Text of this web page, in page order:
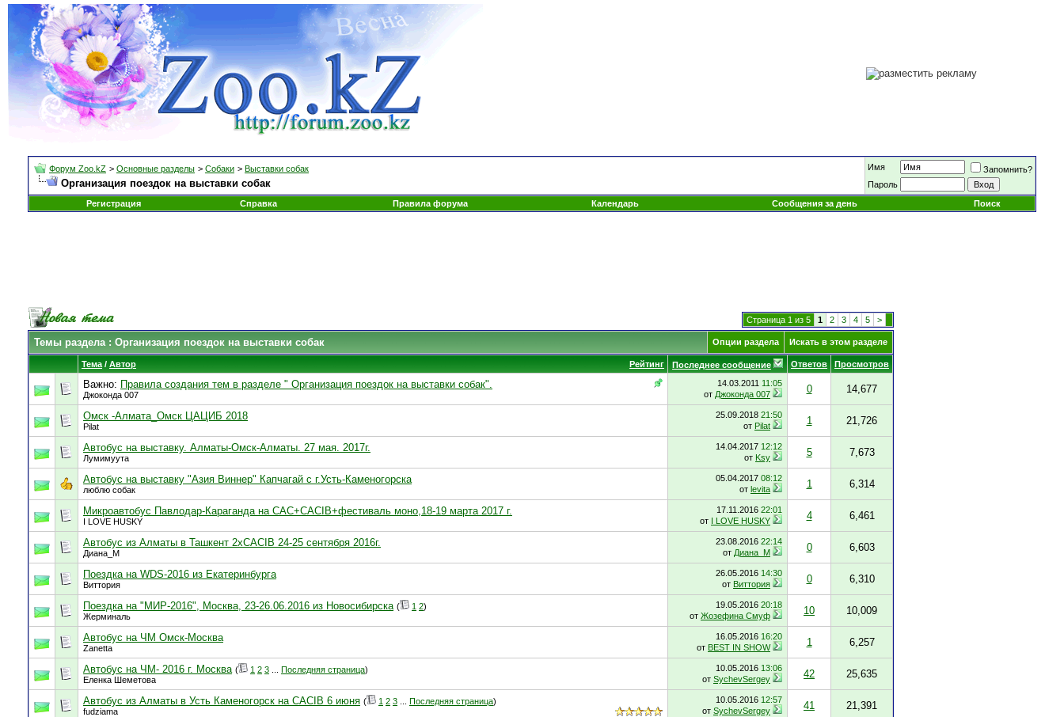
Форум Zoo.kZ > Основные разделы > Собаки > Выставки собак
Организация поездок на выставки собак
Имя
Запомнить?
Пароль
Регистрация
Справка Правила форума Календарь Сообщения за день Поиск
Страница 1 из 5 1 2 3 4 5 >
Темы раздела: Организация поездок на выставки собак Опции раздела Искать в этом разделе
Рейтинг
Тема / Автор Последнее сообщение Ответов Просмотров
Важно: Правила создания тем в разделе " Организация поездок на выставки собак".
Джоконда 007
14.03.2011 11:05
от Джоконда 007 0 14,677
Омск -Алмата_Омск ЦАЦИБ 2018
Pilat
25.09.2018 21:50
от Pilat 1 21,726
Автобус на выставку. Алматы-Омск-Алматы. 27 мая. 2017г.
Лумимуута
14.04.2017 12:12
от Ksy 5 7,673
Автобус на выставку "Азия Виннер" Капчагай с г.Усть-Каменогорска
люблю собак
05.04.2017 08:12
от levita 1 6,314
Микроавтобус Павлодар-Караганда на САС+CACIB+фестиваль моно,18-19 марта 2017 г.
I LOVE HUSKY
17.11.2016 22:01
от I LOVE HUSKY 4 6,461
Автобус из Алматы в Ташкент 2xCACIB 24-25 сентября 2016г.
Диана_М
23.08.2016 22:14
от Диана_М 0 6,603
Поездка на WDS-2016 из Екатеринбурга
Виттория
26.05.2016 14:30
от Виттория 0 6,310
Поездка на "МИР-2016", Москва, 23-26.06.2016 из Новосибирска ( 1 2)
Жерминаль
19.05.2016 20:18
от Жозефина Смуф 10 10,009
Автобус на ЧМ Омск-Москва
Zanetta
16.05.2016 16:20
от BEST IN SHOW 1 6,257
Автобус на ЧМ- 2016 г. Москва ( 1 2 3 Последняя страница)
Еленка Шеметова
10.05.2016 13:06
от SychevSergey 42 25,635
Автобус из Алматы в Усть Каменогорск на CACIB 6 июня ( 1 2 3 Последняя страница)
fudziama
10.05.2016 12:57
от SychevSergey 41 21,391